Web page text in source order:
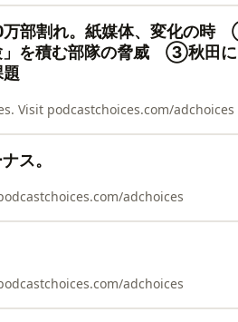
万部割れ。紙媒体、変化の
」を積む部隊の脅威 ③秋田
Visit podcastchoices.com/adchoices
ス。
adchoices
adchoices